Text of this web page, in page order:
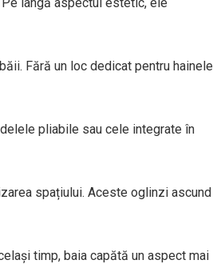
Fără un loc dedicat pentru hainele
pliabile sau cele integrate în
spațiului. Aceste oglinzi ascund
timp, baia capătă un aspect mai